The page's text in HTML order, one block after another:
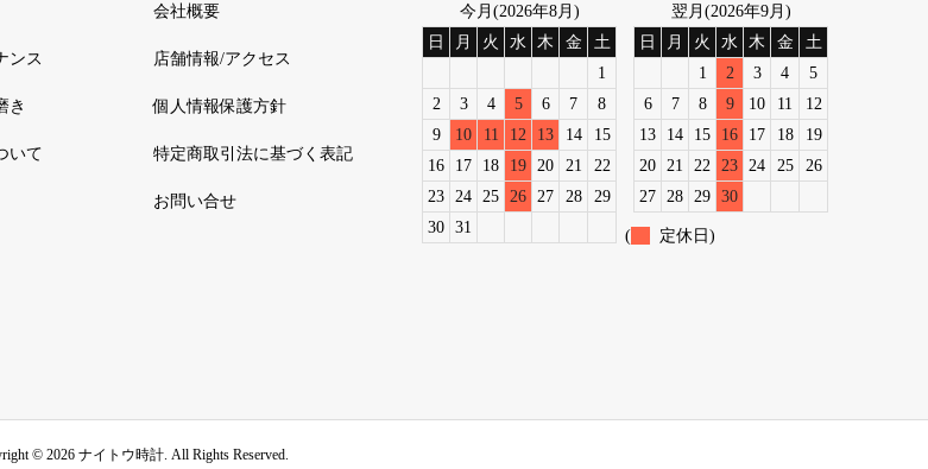
ンス
き
いて
会社概要
店舗情報/アクセス
個人情報保護方針
特定商取引法に基づく表記
お問い合せ
今月(2026年8月)
日
月 火 水 木 金
土
1
2
3 4 5 6 7
8
9
10 11 12 13 14
15
16
17 18 19 20 21
22
23
24 25 26 27 28
29
30
31
翌月(2026年9月)
日
月 火 水 木 金
土
1
2 3 4
5
6
7 8 9 10 11
12
13
14 15 16 17 18
19
20
21 22 23 24 25
26
27
28 29 30
( 定休日)
©2026ナイトウ時計. All Rights Reserved.